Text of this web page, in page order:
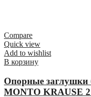
Compare
Quick view
Add to wishlist
В корзину
Опорные заглушки
MONTO KRAUSE